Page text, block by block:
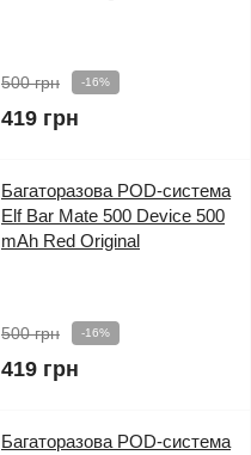
500 грн -16%
419 грн
Багаторазова POD-система
Elf Bar Mate 500 Device 500
mAh Red Original
500 грн -16%
419 грн
Багаторазова POD-система